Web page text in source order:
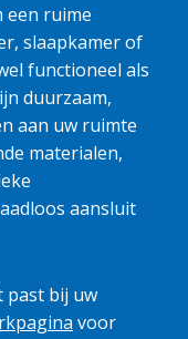
een ruime
slaapkamer of
functioneel als
duurzaam,
aan uw ruimte
materialen,
aansluit
past bij uw
voor